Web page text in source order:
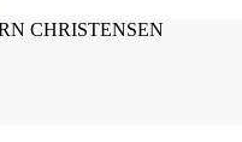
CHRISTENSEN